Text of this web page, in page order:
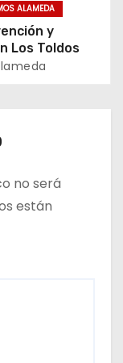
ALAMEDA
y
Los Toldos
no será
están